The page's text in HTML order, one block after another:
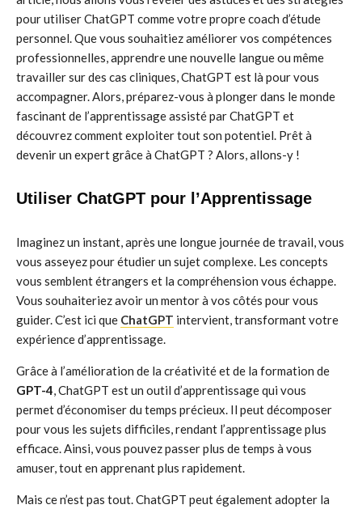
pour utiliser ChatGPT comme votre propre coach d’étude
personnel. Que vous souhaitiez améliorer vos compétences
professionnelles, apprendre une nouvelle langue ou même
travailler sur des cas cliniques, ChatGPT est là pour vous
accompagner. Alors, préparez-vous à plonger dans le monde
fascinant de l’apprentissage assisté par ChatGPT et
découvrez comment exploiter tout son potentiel. Prêt à
devenir un expert grâce à ChatGPT ? Alors, allons-y !
Utiliser ChatGPT pour l’Apprentissage
Imaginez un instant, après une longue journée de travail, vous
vous asseyez pour étudier un sujet complexe. Les concepts
vous semblent étrangers et la compréhension vous échappe.
Vous souhaiteriez avoir un mentor à vos côtés pour vous
guider. C’est ici que ChatGPT intervient, transformant votre
expérience d’apprentissage.
Grâce à l’amélioration de la créativité et de la formation de
GPT-4, ChatGPT est un outil d’apprentissage qui vous
permet d’économiser du temps précieux. Il peut décomposer
pour vous les sujets difficiles, rendant l’apprentissage plus
efficace. Ainsi, vous pouvez passer plus de temps à vous
amuser, tout en apprenant plus rapidement.
Mais ce n’est pas tout. ChatGPT peut également adopter la